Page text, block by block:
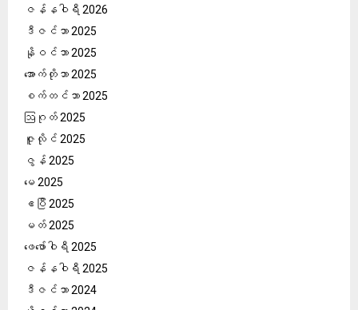
ဇန်နဝါရီ 2026
ဒီဇင်ဘာ 2025
နိုဝင်ဘာ 2025
အောက်တိုဘာ 2025
စက်တင်ဘာ 2025
ဩဂုတ် 2025
ဇူလိုင် 2025
ဇွန် 2025
မေ 2025
ဧပြီ 2025
မတ် 2025
ဖေ‌ဖော်ဝါရီ 2025
ဇန်နဝါရီ 2025
ဒီဇင်ဘာ 2024